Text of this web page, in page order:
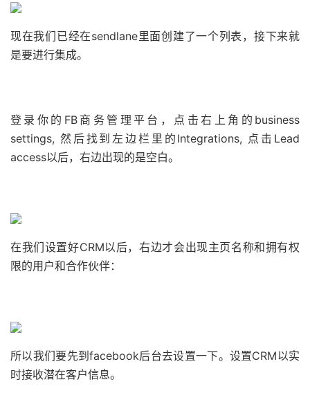
现在我们已经在sendlane里面创建了一个列表，接下来就
是要进行集成。
登录你的FB商务管理平台，点击右上角的business
settings, 然后找到左边栏里的Integrations, 点击Lead
access以后，右边出现的是空白。
在我们设置好CRM以后，右边才会出现主页名称和拥有权
限的用户和合作伙伴：
所以我们要先到facebook后台去设置一下。 设置CRM以实
时接收潜在客户信息。